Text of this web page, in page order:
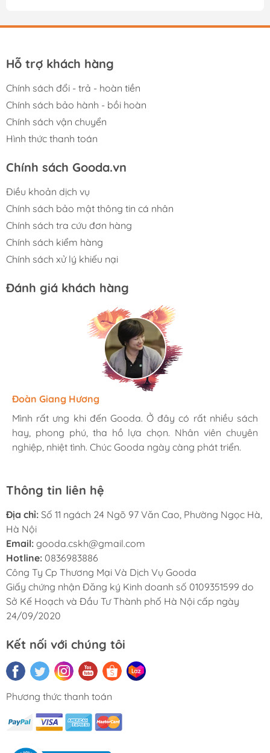
Hỗ trợ khách hàng
Chính sách đổi - trả - hoàn tiền
Chính sách bảo hành - bồi hoàn
Chính sách vận chuyển
Hình thức thanh toán
Chính sách Gooda.vn
Điều khoản dịch vụ
Chính sách bảo mật thông tin cá nhân
Chính sách tra cứu đơn hàng
Chính sách kiểm hàng
Chính sách xử lý khiếu nại
Đánh giá khách hàng
Hương Suri
Mình rất ưng khi đến Gooda. Ở đây có rất nhiều sách
hay, phong phú, tha hồ lựa chọn. Nhân viên chuyên
nghiệp, nhiệt tình. Chúc Gooda ngày càng phát triển.
Đoàn Giang Hương
Mình rất ưng khi đến Gooda. Ở đây có rất nhiều sách
hay, phong phú, tha hồ lựa chọn. Nhân viên chuyên
nghiệp, nhiệt tình. Chúc Gooda ngày càng phát triển.
Ngọc Anh
Mình rất ưng khi đến Gooda. Ở đây có rất nhiều sách
hay, phong phú, tha hồ lựa chọn. Nhân viên chuyên
nghiệp, nhiệt tình. Chúc Gooda ngày càng phát triển.
Thông tin liên hệ
Địa chỉ: Số 11 ngách 24 Ngõ 97 Văn Cao, Phường Ngọc Hà,
Hà Nội
Email: gooda.cskh@gmail.com
Hotline: 0836983886
Công Ty Cp Thương Mại Và Dịch Vụ Gooda
Giấy chứng nhận Đăng ký Kinh doanh số 0109351599 do
Sở Kế Hoạch và Đầu Tư Thành phố Hà Nội cấp ngày
24/09/2020
Kết nối với chúng tôi
Phương thức thanh toán